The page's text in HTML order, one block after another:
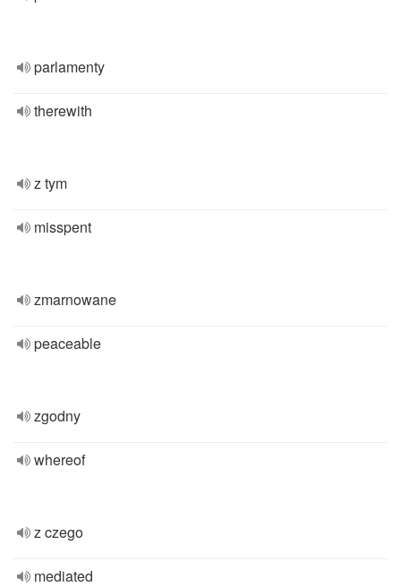
parlamenty
therewith
z tym
misspent
zmarnowane
peaceable
zgodny
whereof
z czego
mediated